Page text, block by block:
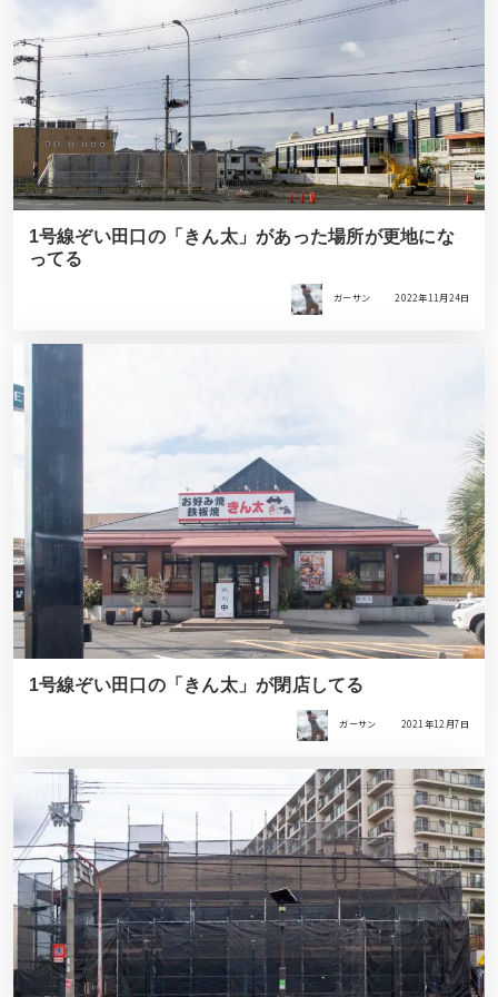
1号線ぞい田口の「きん太」があった場所が更地にな
ってる
ガーサン 2022年11月24日
1号線ぞい田口の「きん太」が閉店してる
ガーサン 2021年12月7日